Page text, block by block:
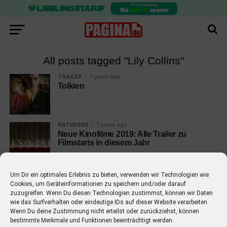
Um Dir ein optimales Erlebnis zu bieten, verwenden wir Technologien wie
Cookies, um Geräteinformationen zu speichern und/oder darauf
zuzugreifen. Wenn Du diesen Technologien zustimmst, können wir Daten
wie das Surfverhalten oder eindeutige IDs auf dieser Website verarbeiten.
Wenn Du deine Zustimmung nicht erteilst oder zurückziehst, können
bestimmte Merkmale und Funktionen beeinträchtigt werden.
All posts tagged "Lily Collins"
TRAILER 7 years ago
Tolkien
RATGEBER 7 years ago
Neue Kinofilme 2019: Alle Trailer zu
Filmstarts in diesem Jahr
EMPFOHLEN